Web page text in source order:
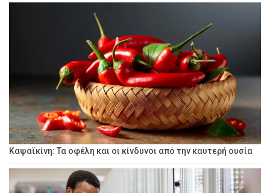
Καψαϊκίνη: Τα οφέλη και οι κίνδυνοι από την καυτερή ουσία